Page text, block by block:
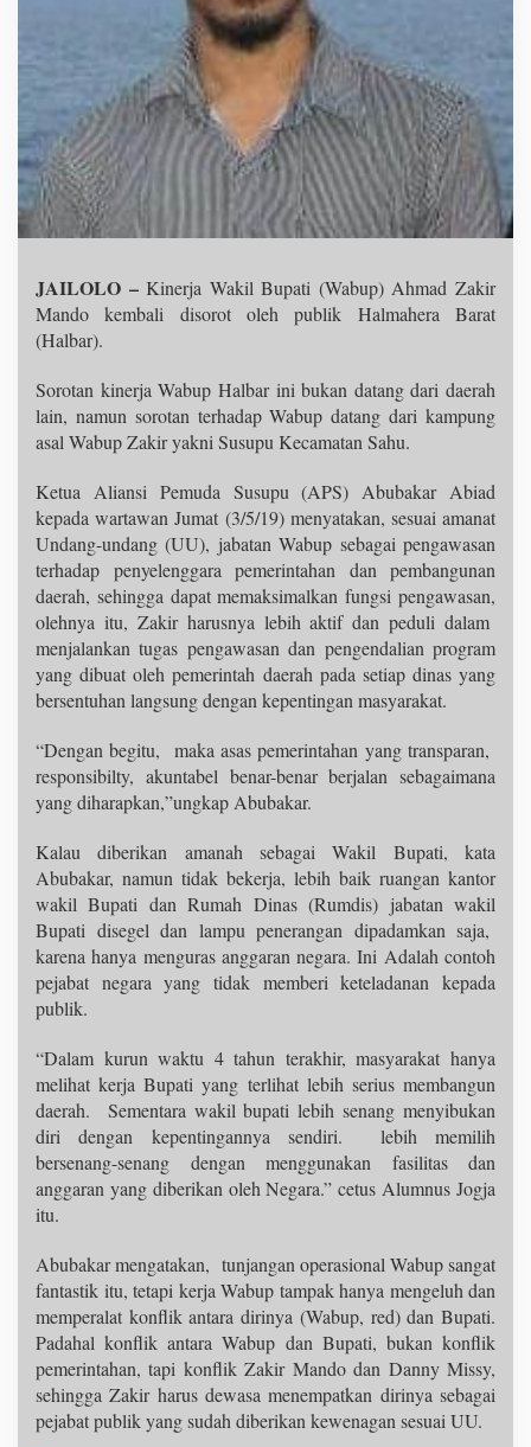
JAILOLO –Kinerja Wakil Bupati (Wabup) Ahmad Zakir
Mando kembali disorot oleh publik Halmahera Barat
(Halbar).
Sorotan kinerja Wabup Halbar ini bukan datang dari daerah
lain, namun sorotan terhadap Wabup datang dari kampung
asal Wabup Zakir yakni Susupu Kecamatan Sahu.
Ketua Aliansi Pemuda Susupu (APS) Abubakar Abiad
kepada wartawan Jumat (3/5/19) menyatakan, sesuai amanat
Undang-undang (UU), jabatan Wabup sebagai pengawasan
terhadap penyelenggara pemerintahan dan pembangunan
daerah, sehingga dapat memaksimalkan fungsi pengawasan,
olehnya itu, Zakir harusnya lebih aktif dan peduli dalam
menjalankan tugas pengawasan dan pengendalian program
yang dibuat oleh pemerintah daerah pada setiap dinas yang
bersentuhan langsung dengan kepentingan masyarakat.
“Dengan begitu, maka asas pemerintahan yang transparan,
responsibilty, akuntabel benar-benar berjalan sebagaimana
yang diharapkan,”ungkap Abubakar.
Kalau diberikan amanah sebagai Wakil Bupati, kata
Abubakar, namun tidak bekerja, lebih baik ruangan kantor
wakil Bupati dan Rumah Dinas (Rumdis) jabatan wakil
Bupati disegel dan lampu penerangan dipadamkan saja,
karena hanya menguras anggaran negara. Ini Adalah contoh
pejabat negara yang tidak memberi keteladanan kepada
publik.
“Dalam kurun waktu 4 tahun terakhir, masyarakat hanya
melihat kerja Bupati yang terlihat lebih serius membangun
daerah. Sementara wakil bupati lebih senang menyibukan
diri dengan kepentingannya sendiri. lebih memilih
bersenang-senang dengan menggunakan fasilitas dan
anggaran yang diberikan oleh Negara.” cetus Alumnus Jogja
itu.
Abubakar mengatakan, tunjangan operasional Wabup sangat
fantastik itu, tetapi kerja Wabup tampak hanya mengeluh dan
memperalat konflik antara dirinya (Wabup, red) dan Bupati.
Padahal konflik antara Wabup dan Bupati, bukan konflik
pemerintahan, tapi konflik Zakir Mando dan Danny Missy,
sehingga Zakir harus dewasa menempatkan dirinya sebagai
pejabat publik yang sudah diberikan kewenagan sesuai UU.